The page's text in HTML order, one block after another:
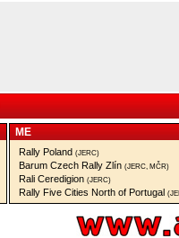
ME
Rally Poland (JERC)
Barum Czech Rally Zlín (JERC, MČR)
Rali Ceredigion (JERC)
Rally Five Cities North of Portugal